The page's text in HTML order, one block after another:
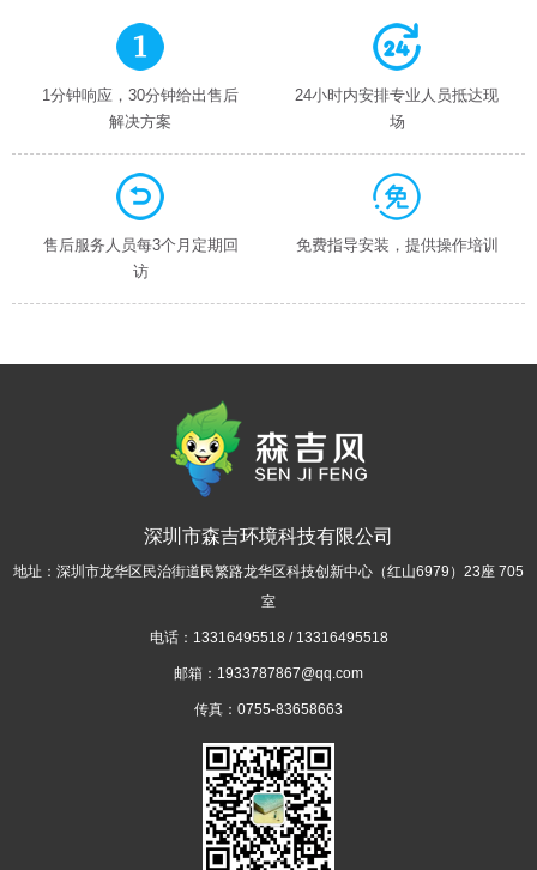
1分钟响应，30分钟给出售后
解决方案
24小时内安排专业人员抵达现
场
售后服务人员每3个月定期回
访
免费指导安装，提供操作培训
深圳市森吉环境科技有限公司
地址：深圳市龙华区民治街道民繁路龙华区科技创新中心（红山6979）23座 705
室
电话：13316495518 / 13316495518
邮箱：1933787867@qq.com
传真：0755-83658663